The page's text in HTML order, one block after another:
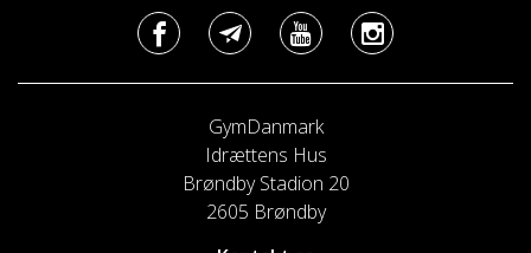
GymDanmark
Idrættens Hus
Brøndby Stadion 20
2605 Brøndby